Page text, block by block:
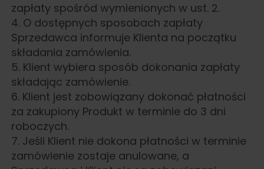
zapłaty spośród wymienionych w ust. 2.
4. O dostępnych sposobach zapłaty
Sprzedawca informuje Klienta na początku
składania zamówienia.
5. Klient wybiera sposób dokonania zapłaty
składając zamówienie.
6. Klient jest zobowiązany dokonać płatności
za zakupiony Produkt w terminie do 3 dni
roboczych.
7. Jeśli Klient nie dokona płatności w terminie
zamówienie zostaje anulowane, a